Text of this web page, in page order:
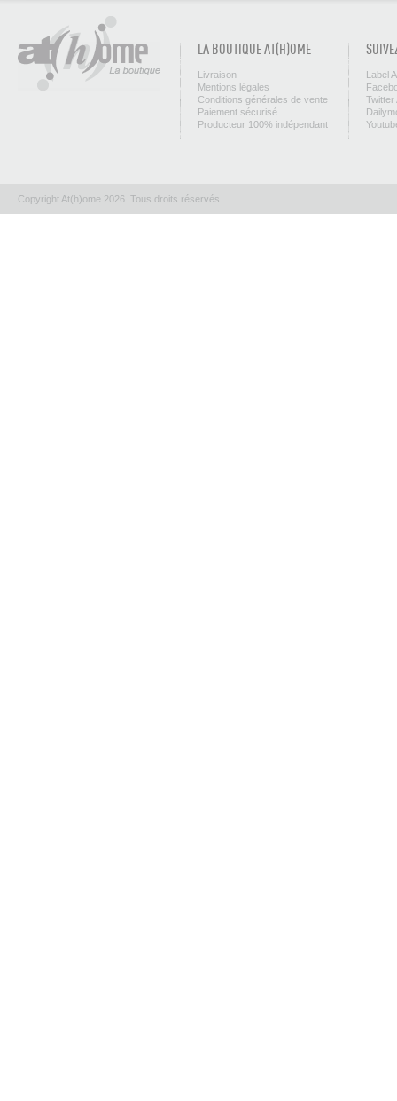
LA BOUTIQUE AT(H)OME
Livraison
Mentions légales
Conditions générales de vente
Paiement sécurisé
Producteur 100% indépendant
Label
Twitter
Copyright At(h)ome 2026. Tous droits réservés